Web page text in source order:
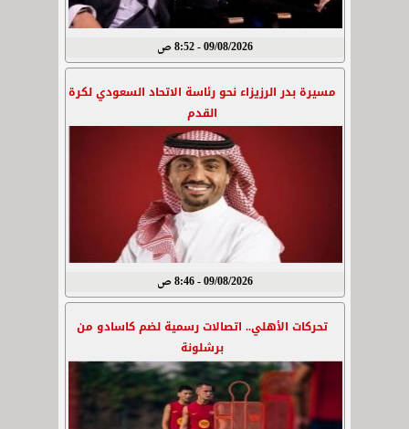
09/08/2026 - 8:52 ص
مسيرة بدر الرزيزاء نحو رئاسة الاتحاد السعودي لكرة
القدم
09/08/2026 - 8:46 ص
تحركات الأهلي.. اتصالات رسمية لضم كاسادو من
برشلونة